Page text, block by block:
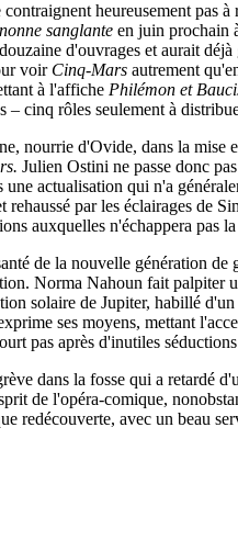
heureusement pas à
sanglante en juin prochain
d'ouvrages et aurait déjà
voir Cinq-Mars autrement
à l'affiche Philémon et
– cinq rôles seulement à
nourrie d'Ovide, dans la
Julien Ostini ne passe donc
actualisation qui n'a
par les éclairages de
auxquelles n'échappera pas
de la nouvelle génération
Norma Nahoun fait palpiter
solaire de Jupiter, habillé
ses moyens, mettant
pas après d'inutiles
dans la fosse qui a retardé
de l'opéra-comique,
redécouverte, avec un beau